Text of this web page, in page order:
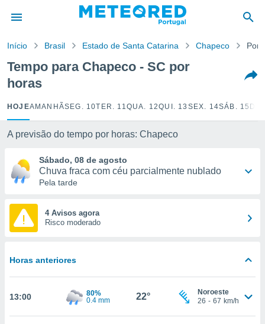
da
foi
para
fornecidas
a este
e
digital
ou
permite-
Início Brasil Estado de Santa Catarina Chapeco Por
Tempo para Chapeco - SC por
horas
HOJEAMANHÃSEG. 10TER. 11QUA. 12QUI. 13 SEX. 14SÁB. 15
A previsão do tempo por horas: Chapeco
Sábado, 08 de agosto
Chuva fraca com céu parcialmente nublado
Pela tarde
4 Avisos agora
Risco moderado
Horas anteriores
13:00
80%
0.4 mm
22°
Noroeste
26 - 67 km/h